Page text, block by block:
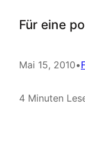
Für eine
Mai 15, 2010•
4 Minuten